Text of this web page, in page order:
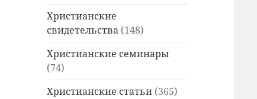
Христианские
свидетельства (148)
Христианские семинары
(74)
Христианские статьи (365)